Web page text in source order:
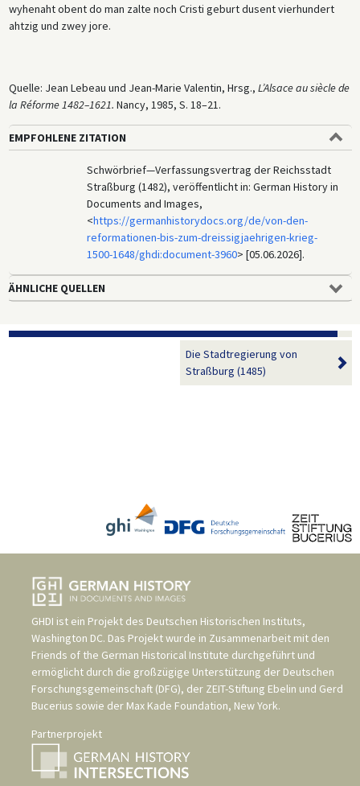
wyhenaht obent do man zalte noch Cristi geburt dusent vierhundert
ahtzig und zwey jore.
Quelle: Jean Lebeau und Jean-Marie Valentin, Hrsg., L’Alsace au siècle de
la Réforme 1482–1621. Nancy, 1985, S. 18–21.
EMPFOHLENE ZITATION
Schwörbrief—Verfassungsvertrag der Reichsstadt
Straßburg (1482), veröffentlicht in: German History in
Documents and Images,
<https://germanhistorydocs.org/de/von-den-
reformationen-bis-zum-dreissigjaehrigen-krieg-
1500-1648/ghdi:document-3960> [05.06.2026].
ÄHNLICHE QUELLEN
Die Stadtregierung von
Straßburg (1485)
GHDI ist ein Projekt des Deutschen Historischen Instituts,
Washington DC. Das Projekt wurde in Zusammenarbeit mit den
Friends of the German Historical Institute durchgeführt und
ermöglicht durch die großzügige Unterstützung der Deutschen
Forschungsgemeinschaft (DFG), der ZEIT-Stiftung Ebelin und Gerd
Bucerius sowie der Max Kade Foundation, New York.
Partnerprojekt